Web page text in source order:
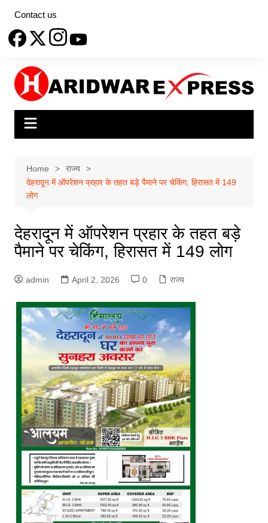
content
Contact us
Home
राज्य
देहरादून में ऑपरेशन प्रहार के तहत बड़े पैमाने पर चेकिंग, हिरासत में 149
लोग
देहरादून में ऑपरेशन प्रहार के तहत बड़े
पैमाने पर चेकिंग, हिरासत में 149 लोग
admin April 2, 2026 0 राज्य